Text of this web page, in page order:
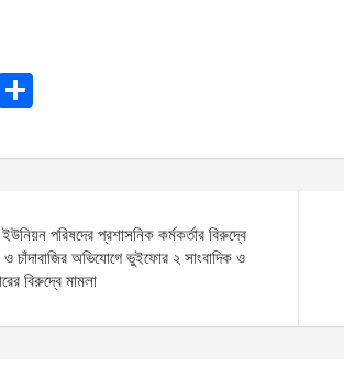
ar
পরিষদের প্রশাসনিক কর্মকর্তার বিরুদ্বে
চাঁদাবাজির অভিযোগে ভুইফোর ২ সাংবাদিক ও
বিরুদ্বে মামলা